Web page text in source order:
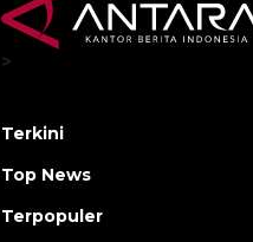
>
Terkini
Top News
Terpopuler